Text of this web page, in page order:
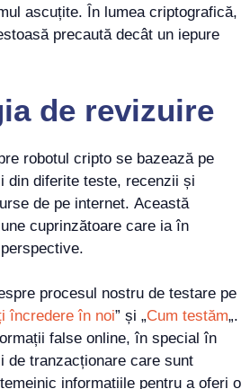
ascuțite. În lumea criptografică,
precaută decât un iepure
de revizuire
robotul cripto se bazează pe
din diferite teste, recenzii și
de pe internet. Această
cuprinzătoare care ia în
procesul nostru de testare pe
încredere în noi” și „Cum testăm„.
false online, în special în
de tranzacționare care sunt
informațiile pentru a oferi o